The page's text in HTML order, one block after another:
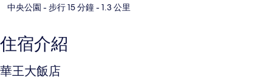
中央公園 - 步行 15 分鐘- 1.3 公里
住宿介紹
華王大飯店